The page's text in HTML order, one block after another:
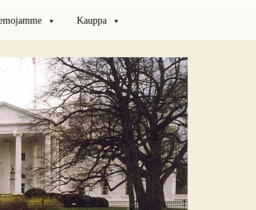
Kauppa